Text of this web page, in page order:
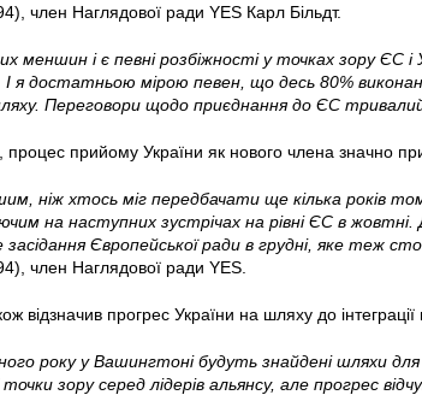
член Наглядової ради YES Карл Більдт.
меншин і є певні розбіжності у точках зору ЄС
я достатньою мірою певен, що десь 80%
Переговори щодо приєднання до ЄС
прийому України як нового члена значно
ніж хтось міг передбачати ще кілька років
на наступних зустрічах на рівні ЄС в
Європейської ради в грудні, яке теж
член Наглядової ради YES.
відзначив прогрес України на шляху до
року у Вашингтоні будуть знайдені шляхи для
зору серед лідерів альянсу, але прогрес